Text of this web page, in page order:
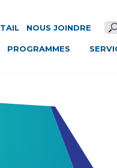
NOUS JOINDRE
PROGRAMMES